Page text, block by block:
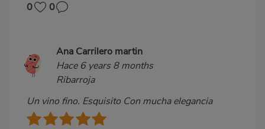
0 0
Ana Carrilero martin
Hace 6 years 8 months
Ribarroja
Un vino fino. Esquisito Con mucha elegancia